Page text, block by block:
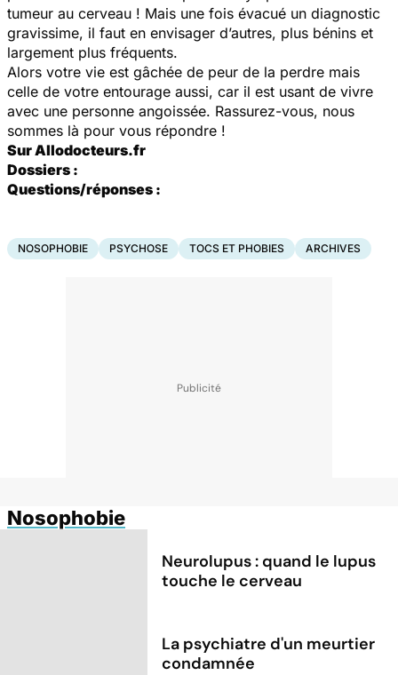
tumeur au cerveau ! Mais une fois évacué un diagnostic
gravissime, il faut en envisager d’autres, plus bénins et
largement plus fréquents.
Alors votre vie est gâchée de peur de la perdre mais
celle de votre entourage aussi, car il est usant de vivre
avec une personne angoissée. Rassurez-vous, nous
sommes là pour vous répondre !
Sur Allodocteurs.fr
Dossiers :
Questions/réponses :
NOSOPHOBIE PSYCHOSE TOCS ET PHOBIES ARCHIVES
Nosophobie
Neurolupus : quand le lupus
touche le cerveau
La psychiatre d'un meurtier
condamnée